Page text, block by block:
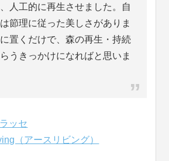
人工的に再生させました。自
節理に従った美しさがありま
置くだけで、森の再生・持続
うきっかけになればと思いま
ッセ
（アースリビング）